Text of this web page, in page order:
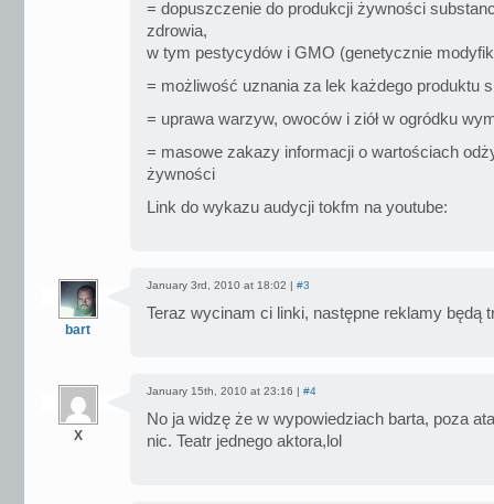
= dopuszczenie do produkcji żywności
zdrowia,
w tym pestycydów i GMO (genetycznie
= możliwość uznania za lek każdego produktu
= uprawa warzyw, owoców i ziół w ogródku
= masowe zakazy informacji o wartościach
żywności
Link do wykazu audycji tokfm na youtube:
bart
January 3rd, 2010 at 18:02 | #3
Teraz wycinam ci linki, następne reklamy będą
X
January 15th, 2010 at 23:16 | #4
No ja widzę że w wypowiedziach barta, poza
nic. Teatr jednego aktora,lol